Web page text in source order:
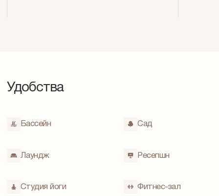
Удобства
Бассейн Cад
Лаундж Ресепшн
Студия йоги Фитнес-зал